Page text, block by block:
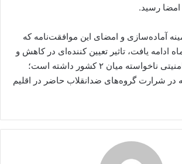
رسید.
در زمینه آماده‌سازی و امضای این موافقت‌نامه که
ادامه یافت، تاثیر تعیین کننده‌ای در کاهش و
مدیریت چالش‌های امنیتی ناخواسته میان ۲ کشور داشته است؛
شرارت گروه‌های ضدانقلاب حاضر در اقلیم